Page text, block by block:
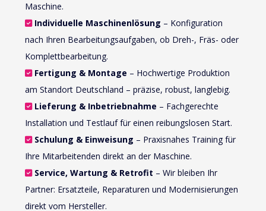
Maschine.
Individuelle Maschinenlösung – Konfiguration
nach Ihren Bearbeitungsaufgaben, ob Dreh-, Fräs- oder
Komplettbearbeitung.
Fertigung & Montage – Hochwertige Produktion
am Standort Deutschland – präzise, robust, langlebig.
Lieferung & Inbetriebnahme – Fachgerechte
Installation und Testlauf für einen reibungslosen Start.
Schulung & Einweisung – Praxisnahes Training für
Ihre Mitarbeitenden direkt an der Maschine.
Service, Wartung & Retrofit – Wir bleiben Ihr
Partner: Ersatzteile, Reparaturen und Modernisierungen
direkt vom Hersteller.